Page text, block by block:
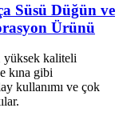
Süsü Düğün ve
Ürünü
kaliteli
kına gibi
kullanımı ve çok